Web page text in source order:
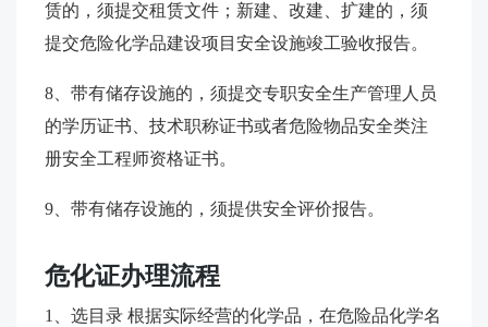
赁的，须提交租赁文件；新建、改建、扩建的，须
提交危险化学品建设项目安全设施竣工验收报告。
8、带有储存设施的，须提交专职安全生产管理人员
的学历证书、技术职称证书或者危险物品安全类注
册安全工程师资格证书。
9、带有储存设施的，须提供安全评价报告。
危化证办理流程
1、选目录 根据实际经营的化学品，在危险品化学名